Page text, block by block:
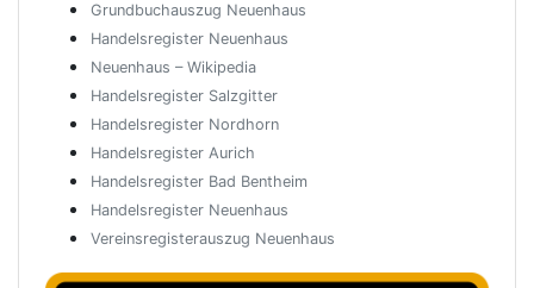
Grundbuchauszug Neuenhaus
Handelsregister Neuenhaus
Neuenhaus – Wikipedia
Handelsregister Salzgitter
Handelsregister Nordhorn
Handelsregister Aurich
Handelsregister Bad Bentheim
Handelsregister Neuenhaus
Vereinsregisterauszug Neuenhaus